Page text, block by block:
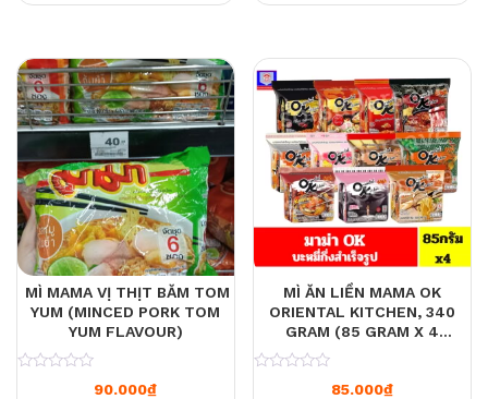
MÌ MAMA VỊ THỊT BĂM TOM
YUM (MINCED PORK TOM
YUM FLAVOUR)
90.000₫
MÌ ĂN LIỀN MAMA OK
ORIENTAL KITCHEN, 340
GRAM (85 GRAM X 4
85.000₫